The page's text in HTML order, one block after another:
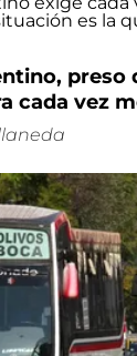
preso
cada vez